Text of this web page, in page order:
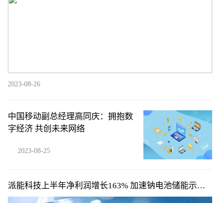
2023-08-26
中国移动副总经理高同庆：拥抱数
字经济 共创未来网络
2023-08-25
派能科技上半年净利润增长163% 加速钠电池储能示范
应用